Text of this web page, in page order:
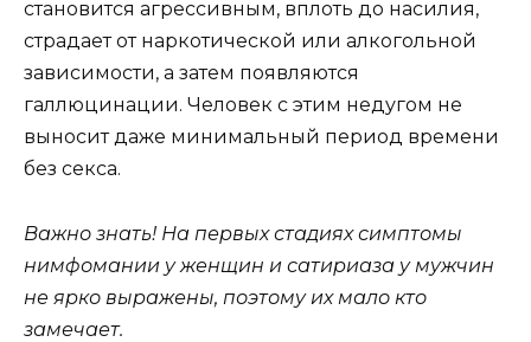
становится агрессивным, вплоть до насилия,
страдает от наркотической или алкогольной
зависимости, а затем появляются
галлюцинации. Человек с этим недугом не
выносит даже минимальный период времени
без секса.
Важно знать! На первых стадиях симптомы
нимфомании у женщин и сатириаза у мужчин
не ярко выражены, поэтому их мало кто
замечает.